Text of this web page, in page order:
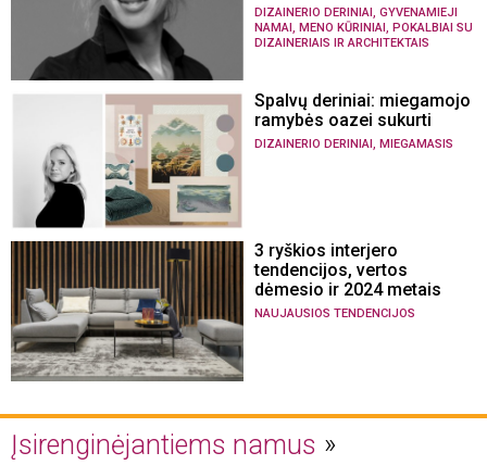
DIZAINERIO DERINIAI , GYVENAMIEJI
NAMAI , MENO KŪRINIAI , POKALBIAI SU
DIZAINERIAIS IR ARCHITEKTAIS
Spalvų deriniai: miegamojo
ramybės oazei sukurti
DIZAINERIO DERINIAI MIEGAMASIS
3 ryškios interjero
tendencijos, vertos
dėmesio ir 2024 metais
NAUJAUSIOS TENDENCIJOS
Įsirenginėjantiems namus